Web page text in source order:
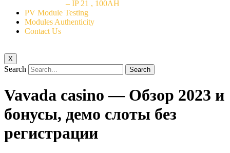
– IP 21 , 100AH
PV Module Testing
Modules Authenticity
Contact Us
X
Search Search
Vavada casino — Обзор 2023 и
бонусы, демо слоты без
регистрации